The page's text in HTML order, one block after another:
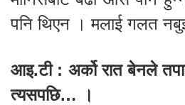
पनि थिएन । मलाई गलत
आइ.टी : अर्को रात बेनले
त्यसपछि… ।